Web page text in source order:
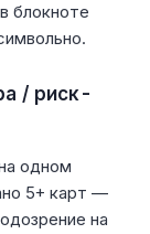
блокноте
/ риск-
одном
5+ карт —
на